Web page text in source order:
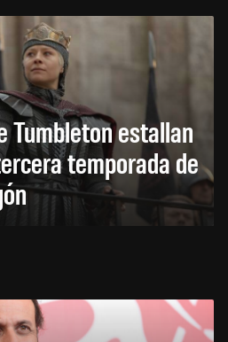
Tumbleton estallan
temporada de